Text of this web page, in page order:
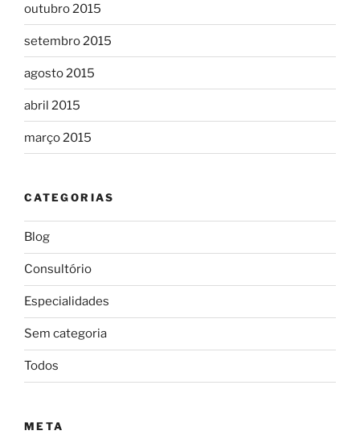
outubro 2015
setembro 2015
agosto 2015
abril 2015
março 2015
CATEGORIAS
Blog
Consultório
Especialidades
Sem categoria
Todos
META